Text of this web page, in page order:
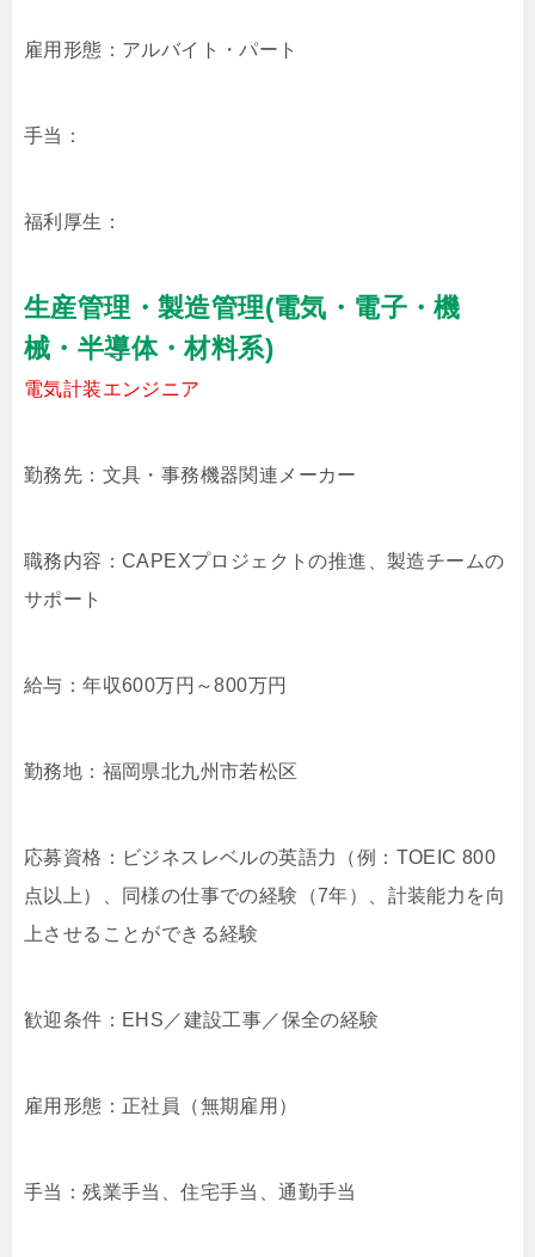
雇用形態：アルバイト・パート
手当：
福利厚生：
生産管理・製造管理(電気・電子・機
械・半導体・材料系)
電気計装エンジニア
勤務先：文具・事務機器関連メーカー
職務内容：CAPEXプロジェクトの推進、製造チームの
サポート
給与：年収600万円～800万円
勤務地：福岡県北九州市若松区
応募資格：ビジネスレベルの英語力（例：TOEIC 800
点以上）、同様の仕事での経験（7年）、計装能力を向
上させることができる経験
歓迎条件：EHS／建設工事／保全の経験
雇用形態：正社員（無期雇用）
手当：残業手当、住宅手当、通勤手当